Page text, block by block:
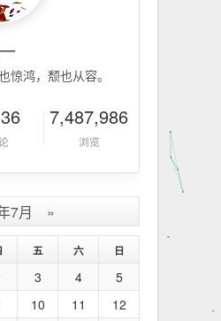
惊鸿，颓也从容。
7,487,986
浏览
7月 »
五 六 日
3 4
5
10 11
12